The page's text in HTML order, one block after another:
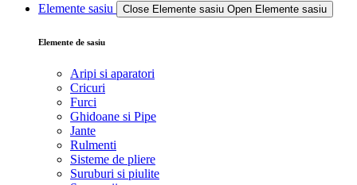
Elemente sasiu Close Elemente sasiu Open Elemente sasiu
Elemente de sasiu
Aripi si aparatori
Cricuri
Furci
Ghidoane si Pipe
Jante
Rulmenti
Sisteme de pliere
Suruburi si piulite